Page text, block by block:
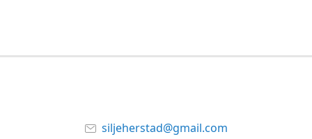
siljeherstad@gmail.com